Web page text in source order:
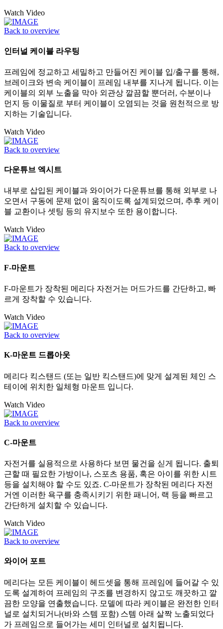
Watch Video
Back to overview
인터널 케이블 라우팅
프레임에 정교하고 세밀하고 만들어진 케이블 입/출구를 통해,
브레이크와 변속 케이블이 프레임 내부를 지나게 됩니다. 이는
케이블의 외부 노출을 막아 외관상 깔끔할 뿐더러, 수분이나
먼지 등 이물질로 부터 케이블이 오염되는 것을 원천적으로 방
지하는 기술입니다.
Watch Video
Back to overview
다운튜브 엑시트
내부로 삽입된 케이블과 와이어가 다운튜브를 통해 외부로 나
오면서 구동에 문제 없이 움직이도록 설계되었으며, 추후 케이
블 교환이나 셋팅 등의 유지보수 또한 용이합니다.
Watch Video
Back to overview
F-마운트
F-마운트가 장착된 메리다 자전거는 머드가드를 간단하고, 빠
르게 장착할 수 있습니다.
Watch Video
Back to overview
K-마운트 드롭아웃
메리다 킥스탠드 (또는 일반 킥스탠드)에 맞게 설계된 체인 스
테이에 위치한 일체형 마운트 입니다.
Watch Video
Back to overview
C-마운트
자전거를 실용적으로 사용하다 보면 물건을 싣게 됩니다. 출퇴
근할 때 필요한 가방이나, 스포츠 용품, 혹은 아이를 위한 시트
등을 설치해야 할 수도 있죠. C-마운트가 장착된 메리다 자전
거엔 이러한 욕구를 충족시키기 위한 패니어, 랙 등을 빠르고
간단하게 설치할 수 있습니다.
Watch Video
Back to overview
와이어 포트
메리다는 모든 케이블이 헤드셋을 통해 프레임에 들어갈 수 있
도록 설계하여 프레임의 구조를 변경하지 않고도 깨끗하고 깔
끔한 모양을 연출했습니다. 모델에 따라 케이블은 완전한 인터
널로 설치되거나(바와 스템 포함) 스템 아래 살짝 노출되었다
가 프레임으로 들어가는 세미 인터널로 설치됩니다.